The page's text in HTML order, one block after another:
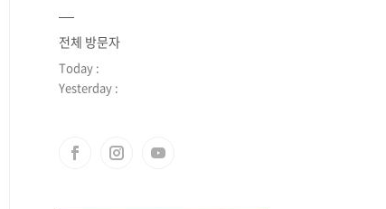
전체 방문자
Today :
Yesterday :